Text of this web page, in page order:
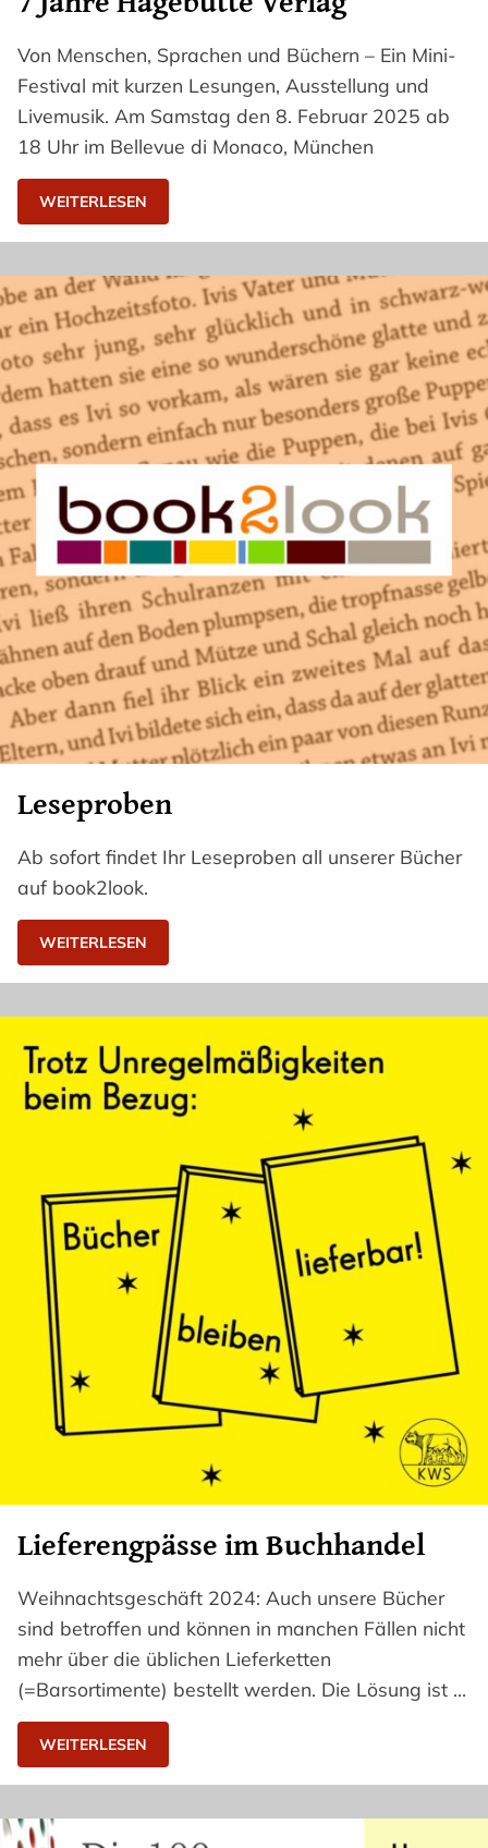
Von Menschen, Sprachen und Büchern – Ein Mini-
Festival mit kurzen Lesungen, Ausstellung und
Livemusik. Am Samstag den 8. Februar 2025 ab
18 Uhr im Bellevue di Monaco, München
WEITERLESEN
Leseproben
Ab sofort findet Ihr Leseproben all unserer Bücher
auf book2look.
WEITERLESEN
Lieferengpässe im Buchhandel
Weihnachtsgeschäft 2024: Auch unsere Bücher
sind betroffen und können in manchen Fällen nicht
mehr über die üblichen Lieferketten
(=Barsortimente) bestellt werden. Die Lösung ist …
WEITERLESEN